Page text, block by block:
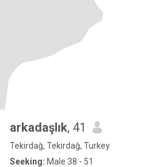
arkadaşlık, 41
Tekirdağ, Tekirdağ, Turkey
Seeking: Male 38 - 51